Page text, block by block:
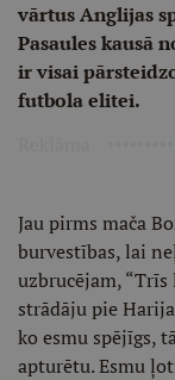
vārtus Anglijas
Pasaules kausā
ir visai
futbola elitei.
Jau pirms mača
burvestības, lai
uzbrucējam,
strādāju pie
ko esmu spējīgs,
apturētu. Esmu